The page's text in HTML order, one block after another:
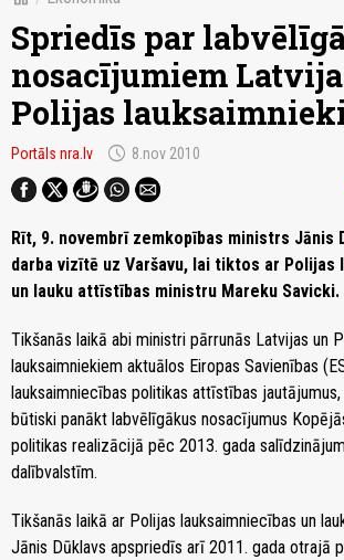
Spriedīs par
nosacījumiem
Polijas
Portāls nra.lv schedule 8.nov 2010
Rīt, 9. novembrī zemkopības ministrs Jānis
darba vizītē uz Varšavu, lai tiktos ar Polijas
un lauku attīstības ministru Mareku Savicki.
Tikšanās laikā abi ministri pārrunās Latvijas un
lauksaimniekiem aktuālos Eiropas Savienības
lauksaimniecības politikas attīstības
būtiski panākt labvēlīgākus nosacījumus
politikas realizācijā pēc 2013. gada
dalībvalstīm.
Tikšanās laikā ar Polijas lauksaimniecības un
Jānis Dūklavs apspriedīs arī 2011. gada otrajā